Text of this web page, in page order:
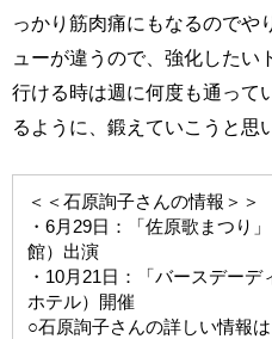
っかり筋肉痛にもなるのでや
ューが違うので、強化したい
行ける時は週に何度も通って
るように、鍛えていこうと思
＜＜石原詢子さんの情報＞＞
・6月29日：「佐原歌まつり
館）出演
・10月21日：「バースデー
ホテル）開催
○石原詢子さんの詳しい情報